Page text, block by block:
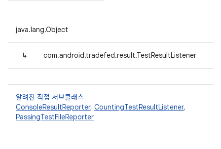
java.lang.Object
↳ com.android.tradefed.result.TestResultListener
알려진 직접 서브클래스
ConsoleResultReporter, CountingTestResultListener,
PassingTestFileReporter